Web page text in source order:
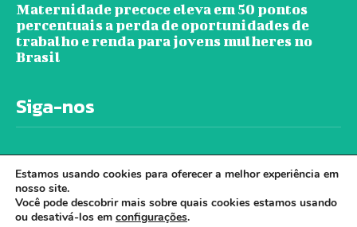
Maternidade precoce eleva em 50 pontos
percentuais a perda de oportunidades de
trabalho e renda para jovens mulheres no
Brasil
Siga-nos
Estamos usando cookies para oferecer a melhor experiência em
nosso site.
Você pode descobrir mais sobre quais cookies estamos usando
ou desativá-los em configurações.